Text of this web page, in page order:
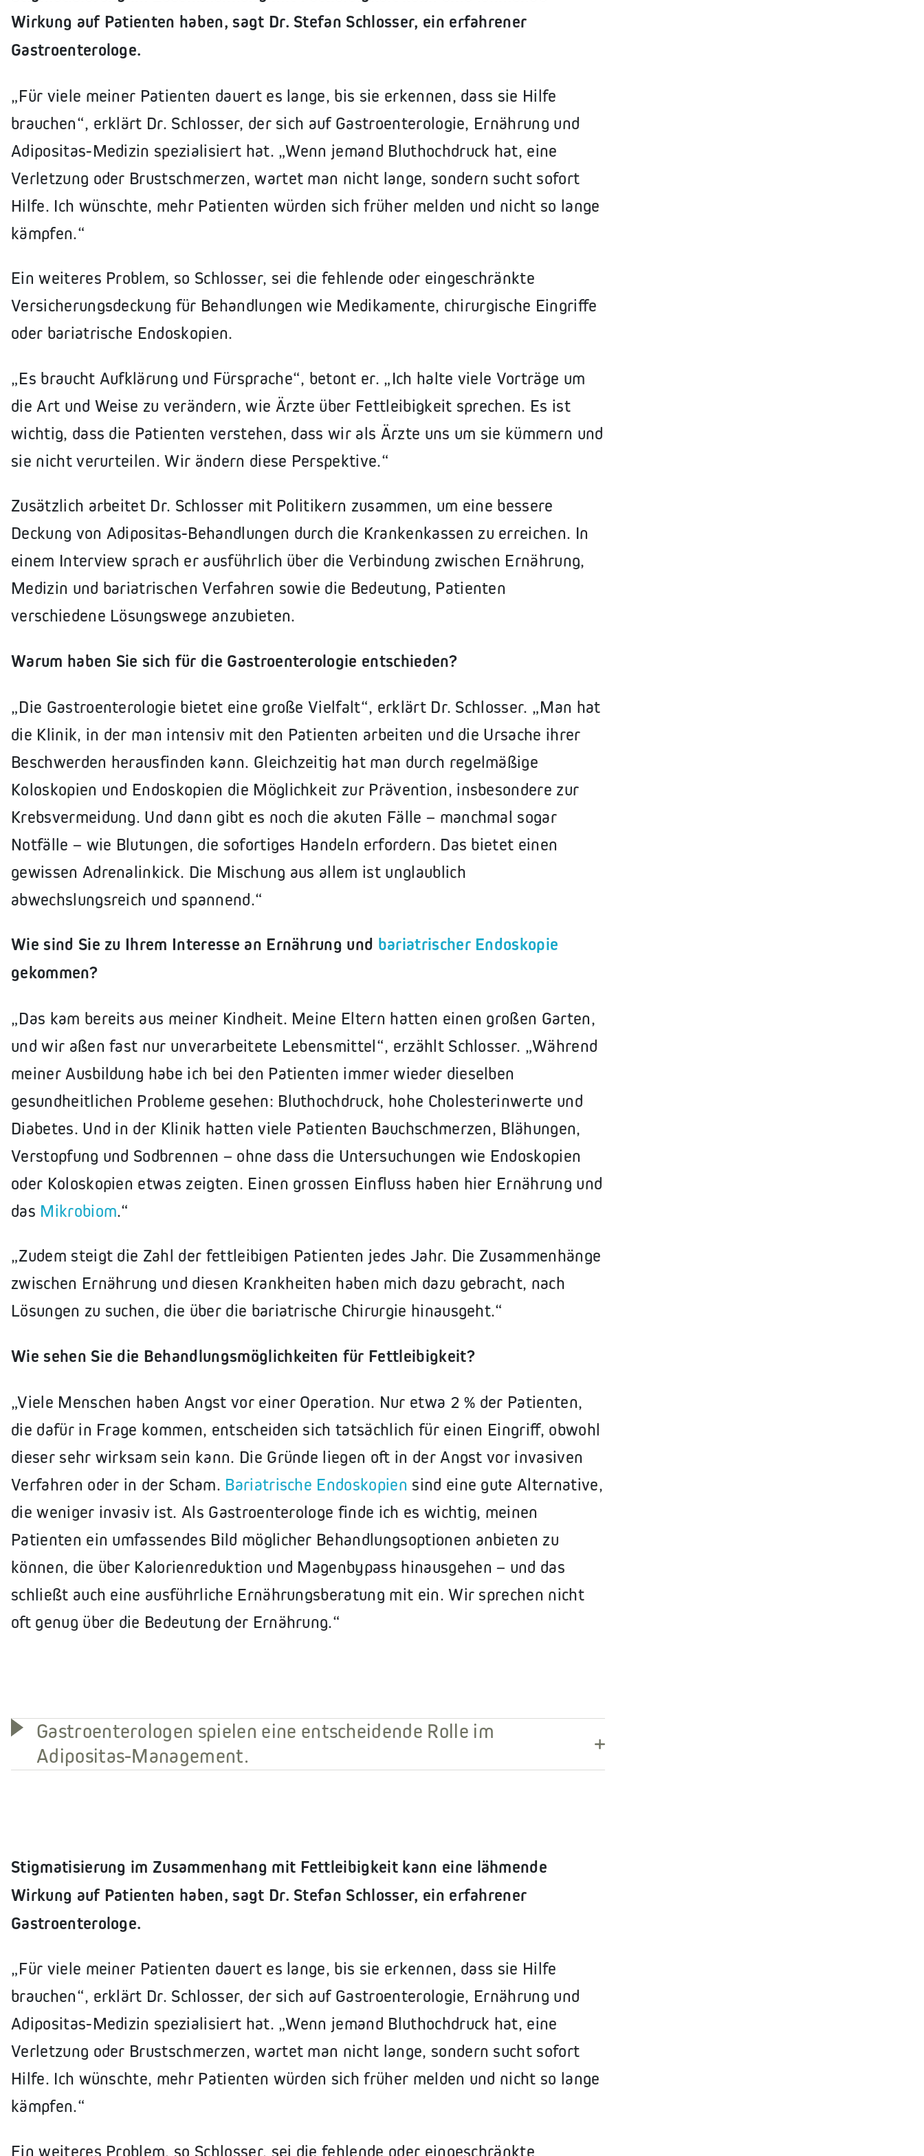
Wirkung auf Patienten haben, sagt Dr. Stefan Schlosser, ein erfahrener
Gastroenterologe.
„Für viele meiner Patienten dauert es lange, bis sie erkennen, dass sie Hilfe
brauchen“, erklärt Dr. Schlosser, der sich auf Gastroenterologie, Ernährung und
Adipositas-Medizin spezialisiert hat. „Wenn jemand Bluthochdruck hat, eine
Verletzung oder Brustschmerzen, wartet man nicht lange, sondern sucht sofort
Hilfe. Ich wünschte, mehr Patienten würden sich früher melden und nicht so lange
kämpfen.“
Ein weiteres Problem, so Schlosser, sei die fehlende oder eingeschränkte
Versicherungsdeckung für Behandlungen wie Medikamente, chirurgische Eingriffe
oder bariatrische Endoskopien.
„Es braucht Aufklärung und Fürsprache“, betont er. „Ich halte viele Vorträge um
die Art und Weise zu verändern, wie Ärzte über Fettleibigkeit sprechen. Es ist
wichtig, dass die Patienten verstehen, dass wir als Ärzte uns um sie kümmern und
sie nicht verurteilen. Wir ändern diese Perspektive.“
Zusätzlich arbeitet Dr. Schlosser mit Politikern zusammen, um eine bessere
Deckung von Adipositas-Behandlungen durch die Krankenkassen zu erreichen. In
einem Interview sprach er ausführlich über die Verbindung zwischen Ernährung,
Medizin und bariatrischen Verfahren sowie die Bedeutung, Patienten
verschiedene Lösungswege anzubieten.
Warum haben Sie sich für die Gastroenterologie entschieden?
„Die Gastroenterologie bietet eine große Vielfalt“, erklärt Dr. Schlosser. „Man hat
die Klinik, in der man intensiv mit den Patienten arbeiten und die Ursache ihrer
Beschwerden herausfinden kann. Gleichzeitig hat man durch regelmäßige
Koloskopien und Endoskopien die Möglichkeit zur Prävention, insbesondere zur
Krebsvermeidung. Und dann gibt es noch die akuten Fälle – manchmal sogar
Notfälle – wie Blutungen, die sofortiges Handeln erfordern. Das bietet einen
gewissen Adrenalinkick. Die Mischung aus allem ist unglaublich
abwechslungsreich und spannend.“
Wie sind Sie zu Ihrem Interesse an Ernährung und bariatrischer Endoskopie
gekommen?
„Das kam bereits aus meiner Kindheit. Meine Eltern hatten einen großen Garten,
und wir aßen fast nur unverarbeitete Lebensmittel“, erzählt Schlosser. „Während
meiner Ausbildung habe ich bei den Patienten immer wieder dieselben
gesundheitlichen Probleme gesehen: Bluthochdruck, hohe Cholesterinwerte und
Diabetes. Und in der Klinik hatten viele Patienten Bauchschmerzen, Blähungen,
Verstopfung und Sodbrennen – ohne dass die Untersuchungen wie Endoskopien
oder Koloskopien etwas zeigten. Einen grossen Einfluss haben hier Ernährung und
das Mikrobiom.“
„Zudem steigt die Zahl der fettleibigen Patienten jedes Jahr. Die Zusammenhänge
zwischen Ernährung und diesen Krankheiten haben mich dazu gebracht, nach
Lösungen zu suchen, die über die bariatrische Chirurgie hinausgeht.“
Wie sehen Sie die Behandlungsmöglichkeiten für Fettleibigkeit?
„Viele Menschen haben Angst vor einer Operation. Nur etwa 2 % der Patienten,
die dafür in Frage kommen, entscheiden sich tatsächlich für einen Eingriff, obwohl
dieser sehr wirksam sein kann. Die Gründe liegen oft in der Angst vor invasiven
Verfahren oder in der Scham. Bariatrische Endoskopien sind eine gute Alternative,
die weniger invasiv ist. Als Gastroenterologe finde ich es wichtig, meinen
Patienten ein umfassendes Bild möglicher Behandlungsoptionen anbieten zu
können, die über Kalorienreduktion und Magenbypass hinausgehen – und das
schließt auch eine ausführliche Ernährungsberatung mit ein. Wir sprechen nicht
oft genug über die Bedeutung der Ernährung.“
Gastroenterologen spielen eine entscheidende Rolle im
Adipositas-Management.
Stigmatisierung im Zusammenhang mit Fettleibigkeit kann eine lähmende
Wirkung auf Patienten haben, sagt Dr. Stefan Schlosser, ein erfahrener
Gastroenterologe.
„Für viele meiner Patienten dauert es lange, bis sie erkennen, dass sie Hilfe
brauchen“, erklärt Dr. Schlosser, der sich auf Gastroenterologie, Ernährung und
Adipositas-Medizin spezialisiert hat. „Wenn jemand Bluthochdruck hat, eine
Verletzung oder Brustschmerzen, wartet man nicht lange, sondern sucht sofort
Hilfe. Ich wünschte, mehr Patienten würden sich früher melden und nicht so lange
kämpfen.“
Ein weiteres Problem, so Schlosser, sei die fehlende oder eingeschränkte